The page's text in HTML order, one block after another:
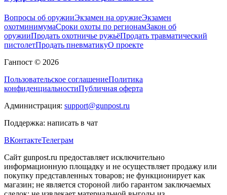
Вопросы об оружииЭкзамен на оружиеЭкзамен
охотминимумаСроки охоты по регионамЗакон об
оружииПродать охотничье ружьёПродать травматический
пистолетПродать пневматикуО проекте
Ганпост © 2026
Пользовательское соглашениеПолитика
конфиденциальностиПубличная оферта
Администрация: support@gunpost.ru
Поддержка: написать в чат
ВКонтактеТелеграм
Сайт gunpost.ru предоставляет исключительно
информационную площадку и не осуществляет продажу или
покупку представленных товаров; не функционирует как
магазин; не является стороной либо гарантом заключаемых